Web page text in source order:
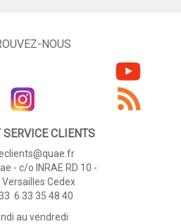
NOUS
SERVICE CLIENTS
- c/o INRAE RD 10 -
Cedex
6 33 35 48 40
au vendredi